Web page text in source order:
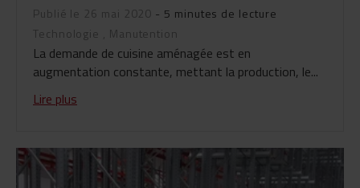
Publié le 26 mai 2020 - 5 minutes de lecture
Technologie , Manutention
La demande de cuisine aménagée est en
augmentation constante, mettant la production, le...
Lire plus